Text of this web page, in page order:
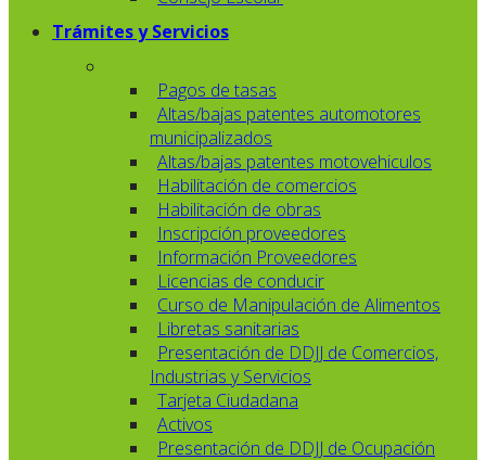
Trámites y Servicios
Pagos de tasas
Altas/bajas patentes automotores
municipalizados
Altas/bajas patentes motovehiculos
Habilitación de comercios
Habilitación de obras
Inscripción proveedores
Información Proveedores
Licencias de conducir
Curso de Manipulación de Alimentos
Libretas sanitarias
Presentación de DDJJ de Comercios,
Industrias y Servicios
Tarjeta Ciudadana
Activos
Presentación de DDJJ de Ocupación